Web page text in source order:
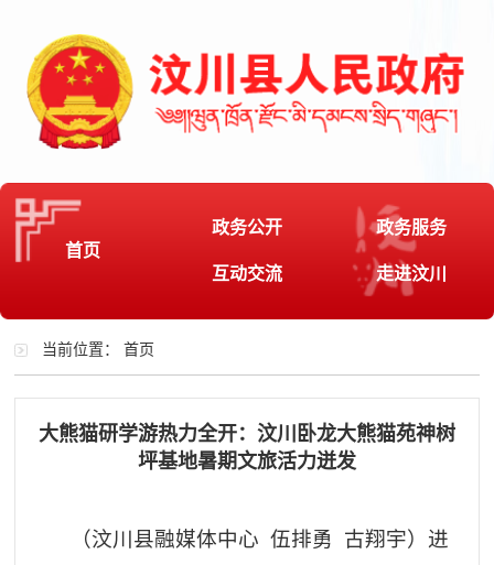
首页
政务公开 政务服务
互动交流 走进汶川
当前位置：首页
大熊猫研学游热力全开：汶川卧龙大熊猫苑神树
坪基地暑期文旅活力迸发
（汶川县融媒体中心 伍排勇
古翔宇）进